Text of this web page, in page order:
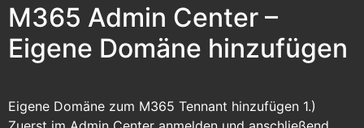
M365 Admin Center –
Eigene Domäne hinzufügen
Eigene Domäne zum M365 Tennant hinzufügen 1.)